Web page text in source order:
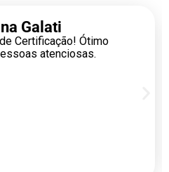
Galati
Certificação! Ótimo
atenciosas.